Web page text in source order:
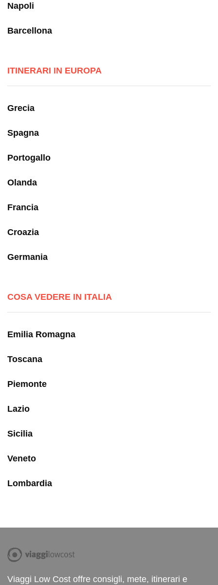
Napoli
Barcellona
ITINERARI IN EUROPA
Grecia
Spagna
Portogallo
Olanda
Francia
Croazia
Germania
COSA VEDERE IN ITALIA
Emilia Romagna
Toscana
Piemonte
Lazio
Sicilia
Veneto
Lombardia
Viaggi Low Cost offre consigli, mete, itinerari e